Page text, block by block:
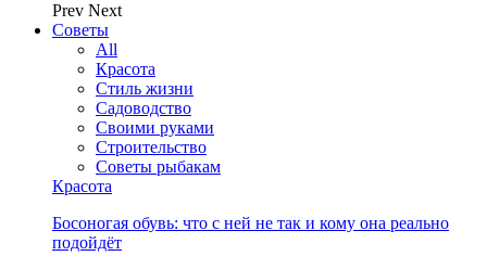
Prev Next
Советы
All
Красота
Стиль жизни
Садоводство
Своими руками
Строительство
Советы рыбакам
Красота
Босоногая обувь: что с ней не так и кому она реально
подойдёт